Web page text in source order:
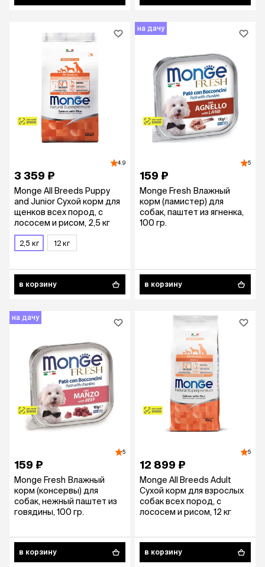
4.9
3 359 ₽
Monge All Breeds Puppy
and Junior Сухой корм для
щенков всех пород, с
лососем и рисом, 2,5 кг
2,5 кг 12 кг
в корзину
на дачу
5
159 ₽
Monge Fresh Влажный
корм (ламистер) для
собак, паштет из ягненка,
100 гр.
в корзину
на дачу
5
159 ₽
Monge Fresh Влажный
корм (консервы) для
собак, нежный паштет из
говядины, 100 гр.
в корзину
5
12 899 ₽
Monge All Breeds Adult
Сухой корм для взрослых
собак всех пород, с
лососем и рисом, 12 кг
в корзину